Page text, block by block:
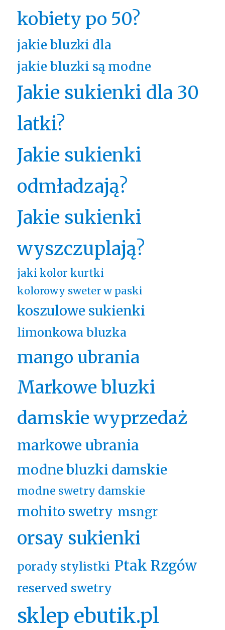
kobiety po 50?
jakie bluzki dla
jakie bluzki są modne
Jakie sukienki dla 30
latki?
Jakie sukienki
odmładzają?
Jakie sukienki
wyszczuplają?
jaki kolor kurtki
kolorowy sweter w paski
koszulowe sukienki
limonkowa bluzka
mango ubrania
Markowe bluzki
damskie wyprzedaż
markowe ubrania
modne bluzki damskie
modne swetry damskie
mohito swetry msngr
orsay sukienki
porady stylistki Ptak Rzgów
reserved swetry
sklep ebutik.pl